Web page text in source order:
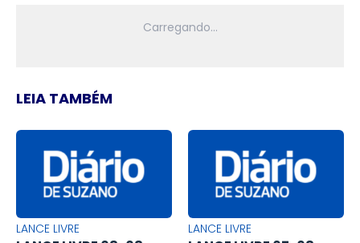
LEIA TAMBÉM
LANCE LIVRE LANCE LIVRE